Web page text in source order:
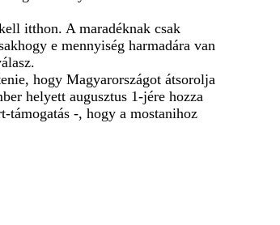
itthon. A maradéknak csak
e mennyiség harmadára van
hogy Magyarországot átsorolja
helyett augusztus 1-jére hozza
támogatás -, hogy a mostanihoz